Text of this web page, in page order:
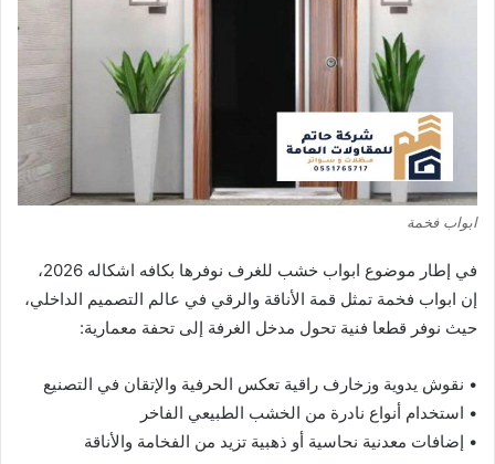
ابواب فخمة
في إطار موضوع ابواب خشب للغرف نوفرها بكافه اشكاله 2026،
إن ابواب فخمة تمثل قمة الأناقة والرقي في عالم التصميم الداخلي،
حيث نوفر قطعا فنية تحول مدخل الغرفة إلى تحفة معمارية:
• نقوش يدوية وزخارف راقية تعكس الحرفية والإتقان في التصنيع
• استخدام أنواع نادرة من الخشب الطبيعي الفاخر
• إضافات معدنية نحاسية أو ذهبية تزيد من الفخامة والأناقة